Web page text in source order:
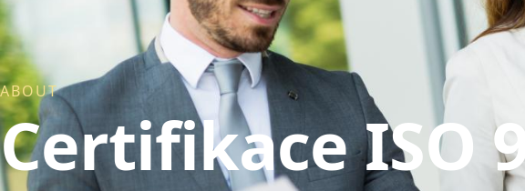
ABOUT
Certifikace ISO